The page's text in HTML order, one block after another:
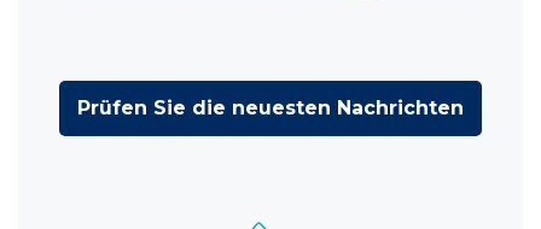
Prüfen Sie die neuesten Nachrichten